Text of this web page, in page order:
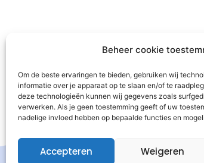
Beheer cookie
Om de beste ervaringen te bieden, gebruiken wij
informatie over je apparaat op te slaan en/of te
deze technologieën kunnen wij gegevens zoals
verwerken. Als je geen toestemming geeft of uw
nadelige invloed hebben op bepaalde functies en
Accepteren Weigeren